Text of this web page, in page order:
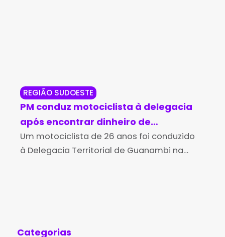
REGIÃO SUDOESTE
PM conduz motociclista à delegacia
após encontrar dinheiro de
procedência suspeita em Guanambi
Um motociclista de 26 anos foi conduzido
à Delegacia Territorial de Guanambi na
Categorias